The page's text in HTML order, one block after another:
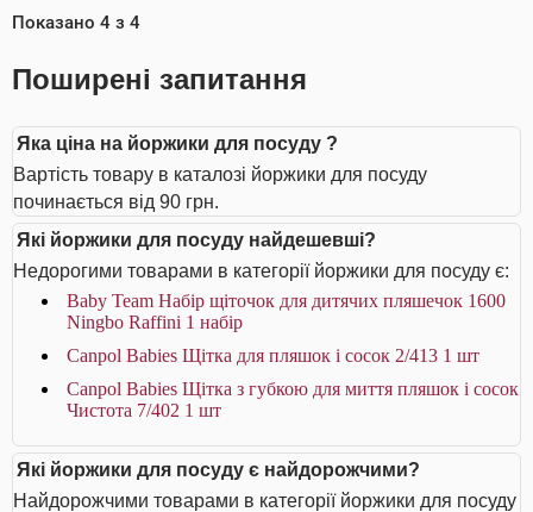
Показано 4 з 4
Поширені запитання
Яка ціна на йоржики для посуду ?
Вартість товару в каталозі йоржики для посуду
починається від 90 грн.
Які йоржики для посуду найдешевші?
Недорогими товарами в категорії йоржики для посуду є:
Baby Team Набір щіточок для дитячих пляшечок 1600
Ningbo Raffini 1 набір
Canpol Babies Щітка для пляшок і сосок 2/413 1 шт
Canpol Babies Щітка з губкою для миття пляшок і сосок
Чистота 7/402 1 шт
Які йоржики для посуду є найдорожчими?
Найдорожчими товарами в категорії йоржики для посуду